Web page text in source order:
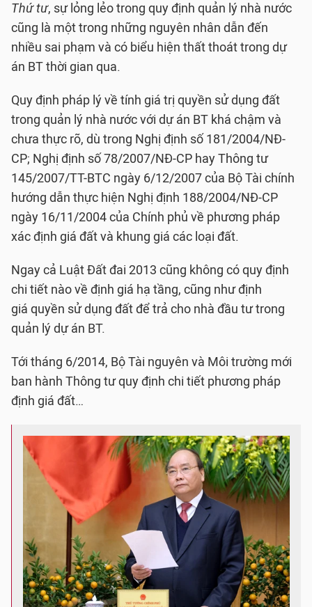
Thứ tư, sự lỏng lẻo trong quy định quản lý nhà nước
cũng là một trong những nguyên nhân dẫn đến
nhiều sai phạm và có biểu hiện thất thoát trong dự
án BT thời gian qua.
Quy định pháp lý về tính giá trị quyền sử dụng đất
trong quản lý nhà nước với dự án BT khá chậm và
chưa thực rõ, dù trong Nghị định số 181/2004/NĐ-
CP; Nghị định số 78/2007/NĐ-CP hay Thông tư
145/2007/TT-BTC ngày 6/12/2007 của Bộ Tài chính
hướng dẫn thực hiện Nghị định 188/2004/NĐ-CP
ngày 16/11/2004 của Chính phủ về phương pháp
xác định giá đất và khung giá các loại đất.
Ngay cả Luật Đất đai 2013 cũng không có quy định
chi tiết nào về định giá hạ tầng, cũng như định
giá quyền sử dụng đất để trả cho nhà đầu tư trong
quản lý dự án BT.
Tới tháng 6/2014, Bộ Tài nguyên và Môi trường mới
ban hành Thông tư quy định chi tiết phương pháp
định giá đất…